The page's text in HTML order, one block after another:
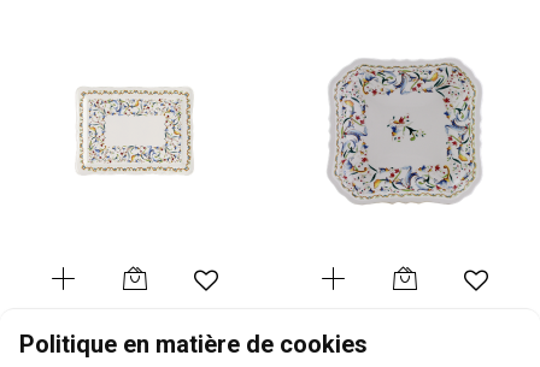
Toscana
Politique en matière de cookies